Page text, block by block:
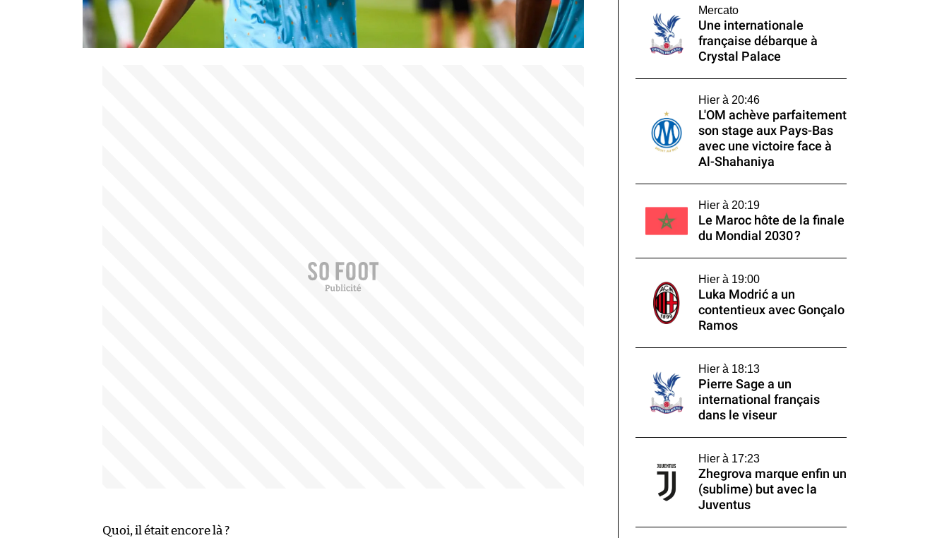
Quoi, il était encore là ?
Mercato
Une internationale
française débarque à
Crystal Palace
Hier à 20:46
L'OM achève parfaitement
son stage aux Pays-Bas
avec une victoire face à
Al-Shahaniya
Hier à 20:19
Le Maroc hôte de la finale
du Mondial 2030 ?
Hier à 19:00
Luka Modrić a un
contentieux avec Gonçalo
Ramos
Hier à 18:13
Pierre Sage a un
international français
dans le viseur
Hier à 17:23
Zhegrova marque enfin un
(sublime) but avec la
Juventus